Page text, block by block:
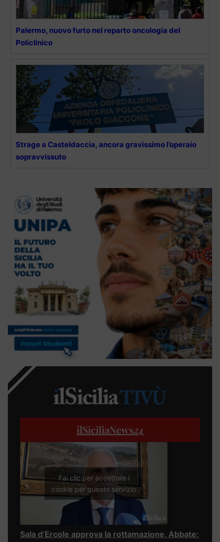
Palermo, nuovo furto nel reparto oncologia del
Policlinico
Strage a Casteldaccia, ancora gravissimo l’operaio
sopravvissuto
ilSiciliaNews24
Fai clic per accettare i
cookie per questo servizio
Sala d’Ercole approva la rottamazione, Abbate: